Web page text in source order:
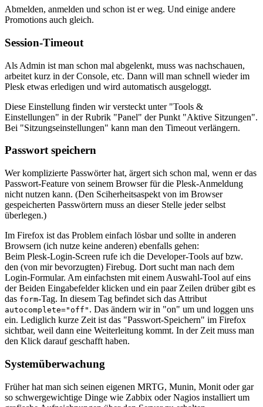
Abmelden, anmelden und schon ist er weg. Und einige andere
Promotions auch gleich.
Session-Timeout
Als Admin ist man schon mal abgelenkt, muss was nachschauen,
arbeitet kurz in der Console, etc. Dann will man schnell wieder im
Plesk etwas erledigen und wird automatisch ausgeloggt.
Diese Einstellung finden wir versteckt unter "Tools &
Einstellungen" in der Rubrik "Panel" der Punkt "Aktive Sitzungen".
Bei "Sitzungseinstellungen" kann man den Timeout verlängern.
Passwort speichern
Wer komplizierte Passwörter hat, ärgert sich schon mal, wenn er das
Passwort-Feature von seinem Browser für die Plesk-Anmeldung
nicht nutzen kann. (Den Sciherheitsaspekt von im Browser
gespeicherten Passwörtern muss an dieser Stelle jeder selbst
überlegen.)
Im Firefox ist das Problem einfach lösbar und sollte in anderen
Browsern (ich nutze keine anderen) ebenfalls gehen:
Beim Plesk-Login-Screen rufe ich die Developer-Tools auf bzw.
den (von mir bevorzugten) Firebug. Dort sucht man nach dem
Login-Formular. Am einfachsten mit einem Auswahl-Tool auf eins
der Beiden Eingabefelder klicken und ein paar Zeilen drüber gibt es
das form-Tag. In diesem Tag befindet sich das Attribut
autocomplete="off" . Das ändern wir in "on" um und loggen uns
ein. Lediglich kurze Zeit ist das "Passwort-Speichern" im Firefox
sichtbar, weil dann eine Weiterleitung kommt. In der Zeit muss man
den Klick darauf geschafft haben.
Systemüberwachung
Früher hat man sich seinen eigenen MRTG, Munin, Monit oder gar
so schwergewichtige Dinge wie Zabbix oder Nagios installiert um